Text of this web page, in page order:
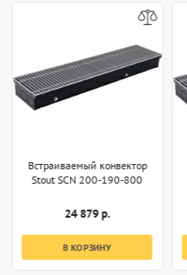
Встраиваемый конвектор
Stout SCN 200-190-800
24 879 р.
В КОРЗИНУ